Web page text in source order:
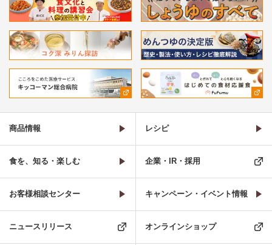
商品情報 レシピ
食を、知る・楽しむ 企業・IR・採用
お客様相談センター キャンペーン・イベント情報
ニュースリリース オンラインショップ